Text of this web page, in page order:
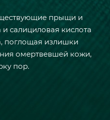
прыщи и
салициловая кислота
поглощая излишки
омертвевшей кожи,
пор.